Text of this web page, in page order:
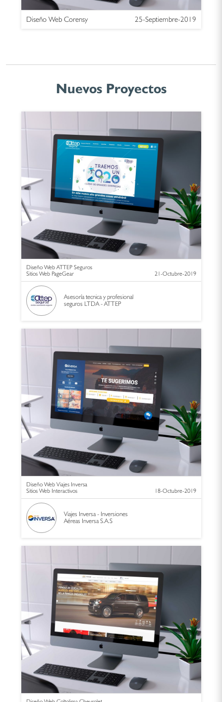
Diseño Web Corensy 25-Septiembre-2019
Nuevos Proyectos
Diseño Web ATTEP Seguros
Sitios Web PageGear
21-Octubre-2019
Asesoría tecnica y profesional
seguros LTDA - ATTEP
Diseño Web Viajes Inversa
Sitios Web Interactivos
18-Octubre-2019
Viajes Inversa - Inversiones
Aéreas Inversa S.A.S